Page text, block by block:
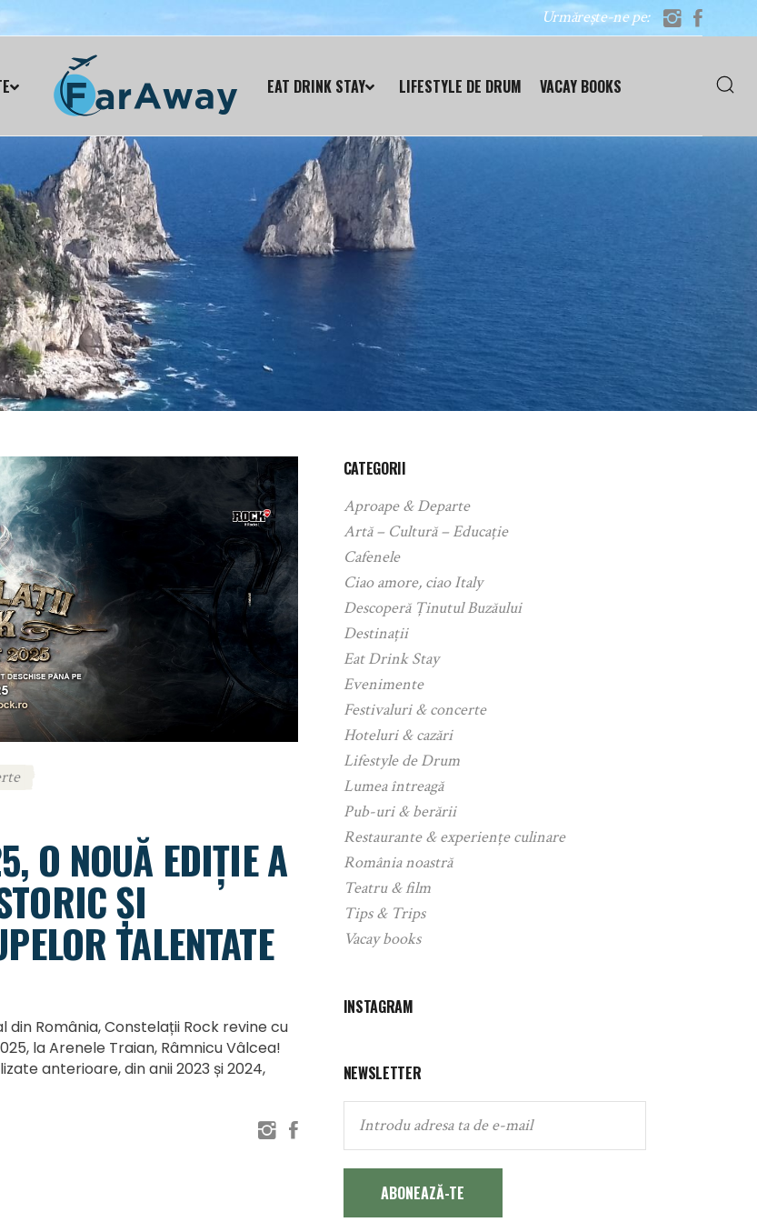
Urmărește-ne pe:
EAT DRINK STAY LIFESTYLE DE DRUM VACAY BOOKS
O NOUĂ EDIȚIE A
ȘI
TALENTATE
România, Constelații Rock revine cu
la Arenele Traian, Râmnicu Vâlcea!
anterioare, din anii 2023 și 2024,
CATEGORII
Aproape & Departe
Artă – Cultură – Educație
Cafenele
Ciao amore, ciao Italy
Descoperă Ținutul Buzăului
Destinații
Eat Drink Stay
Evenimente
Festivaluri & concerte
Hoteluri & cazări
Lifestyle de Drum
Lumea întreagă
Pub-uri & berării
Restaurante & experiențe culinare
România noastră
Teatru & film
Tips & Trips
Vacay books
INSTAGRAM
NEWSLETTER
ABONEAZĂ-TE